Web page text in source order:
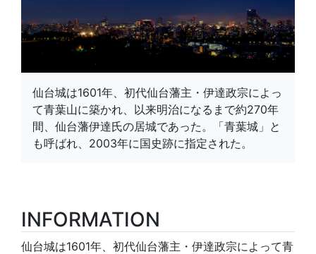
仙台城は1601年、初代仙台藩主・伊達政宗によっ
て青葉山に築かれ、以来明治になるまで約270年
間、仙台藩伊達氏の居城であった。「青葉城」と
も呼ばれ、2003年に国史跡に指定された。
INFORMATION
仙台城は1601年、初代仙台藩主・伊達政宗によって青